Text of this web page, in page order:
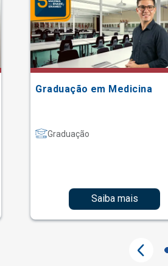
Graduação em Medicina
Graduação
Saiba mais